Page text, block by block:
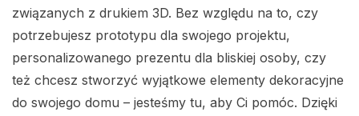
związanych z drukiem 3D. Bez względu na to, czy
potrzebujesz prototypu dla swojego projektu,
personalizowanego prezentu dla bliskiej osoby, czy
też chcesz stworzyć wyjątkowe elementy dekoracyjne
do swojego domu – jesteśmy tu, aby Ci pomóc. Dzięki